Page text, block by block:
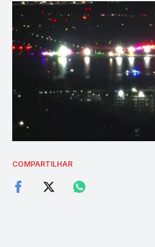
COMPARTILHAR